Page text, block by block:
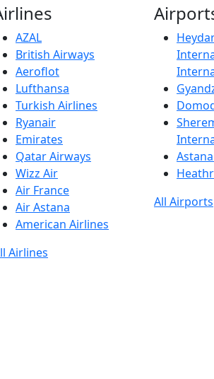
AZAL
British Airways
Aeroflot
Lufthansa
Turkish Airlines
Ryanair
Emirates
Qatar Airways
Wizz Air
Air France
Air Astana
American Airlines
Airlines
All Airports